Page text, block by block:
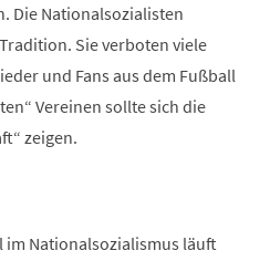
Die Nationalsozialisten
Sie verboten viele
und Fans aus dem Fußball
Vereinen sollte sich die
zeigen.
im Nationalsozialismus läuft